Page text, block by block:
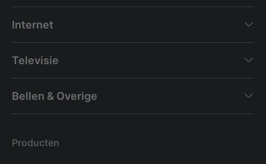
Internet
Televisie
Bellen & Overige
Producten